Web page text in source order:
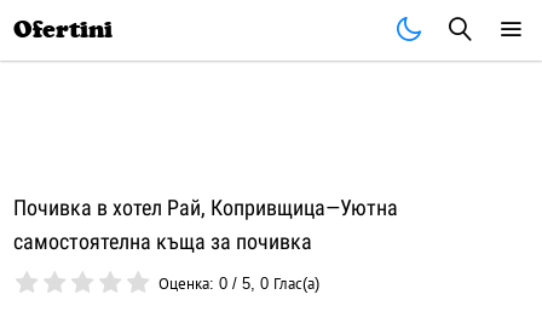
Ofertini
Почивка в хотел Рай, Копривщица—Уютна
самостоятелна къща за почивка
Оценка:0 /5,0 Глас(а)